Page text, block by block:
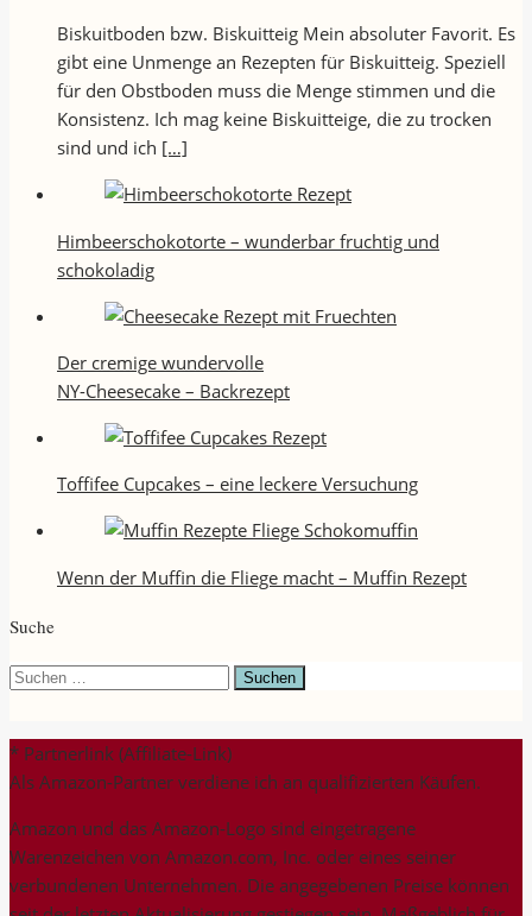
Biskuitboden bzw. Biskuitteig Mein absoluter Favorit. Es
gibt eine Unmenge an Rezepten für Biskuitteig. Speziell
für den Obstboden muss die Menge stimmen und die
Konsistenz. Ich mag keine Biskuitteige, die zu trocken
sind und ich […]
Himbeerschokotorte – wunderbar fruchtig und
schokoladig
Der cremige wundervolle
NY-Cheesecake – Backrezept
Toffifee Cupcakes – eine leckere Versuchung
Wenn der Muffin die Fliege macht – Muffin Rezept
Suche
Suchen
* Partnerlink (Affiliate-Link)
Als Amazon-Partner verdiene ich an qualifizierten Käufen.
Amazon und das Amazon-Logo sind eingetragene
Warenzeichen von Amazon.com, Inc. oder eines seiner
verbundenen Unternehmen. Die angegebenen Preise können